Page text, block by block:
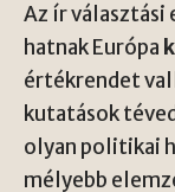
Az ír
hatnak Európa
értékrendet
kutatások
olyan politikai
mélyebb